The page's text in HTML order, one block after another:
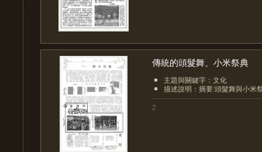
傳統的頭髮舞、小米祭典
主題與關鍵字：文化
描述說明：摘要:頭髮舞與小米
2